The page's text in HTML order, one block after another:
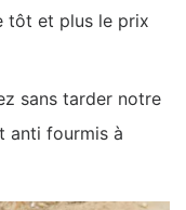
tôt et plus le prix
sans tarder notre
anti fourmis à